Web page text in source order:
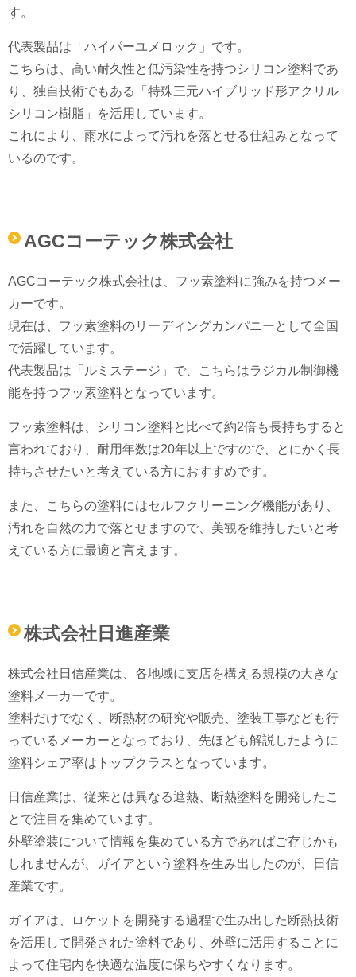
す。
代表製品は「ハイパーユメロック」です。
こちらは、高い耐久性と低汚染性を持つシリコン塗料であ
り、独自技術でもある「特殊三元ハイブリッド形アクリル
シリコン樹脂」を活用しています。
これにより、雨水によって汚れを落とせる仕組みとなって
いるのです。
AGCコーテック株式会社
AGCコーテック株式会社は、フッ素塗料に強みを持つメー
カーです。
現在は、フッ素塗料のリーディングカンパニーとして全国
で活躍しています。
代表製品は「ルミステージ」で、こちらはラジカル制御機
能を持つフッ素塗料となっています。
フッ素塗料は、シリコン塗料と比べて約2倍も長持ちすると
言われており、耐用年数は20年以上ですので、とにかく長
持ちさせたいと考えている方におすすめです。
また、こちらの塗料にはセルフクリーニング機能があり、
汚れを自然の力で落とせますので、美観を維持したいと考
えている方に最適と言えます。
株式会社日進産業
株式会社日信産業は、各地域に支店を構える規模の大きな
塗料メーカーです。
塗料だけでなく、断熱材の研究や販売、塗装工事なども行
っているメーカーとなっており、先ほども解説したように
塗料シェア率はトップクラスとなっています。
日信産業は、従来とは異なる遮熱、断熱塗料を開発したこ
とで注目を集めています。
外壁塗装について情報を集めている方であればご存じかも
しれませんが、ガイアという塗料を生み出したのが、日信
産業です。
ガイアは、ロケットを開発する過程で生み出した断熱技術
を活用して開発された塗料であり、外壁に活用することに
よって住宅内を快適な温度に保ちやすくなります。